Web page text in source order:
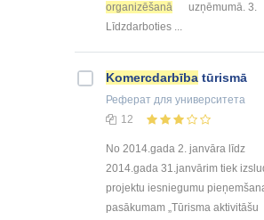
organizēšanā
uzņēmumā. 3.
Līdzdarboties ...
Komercdarbība tūrismā
Реферат для университета
12
No 2014.gada 2. janvāra līdz
2014.gada 31.janvārim tiek
projektu iesniegumu
pasākumam „Tūrisma aktivitāšu